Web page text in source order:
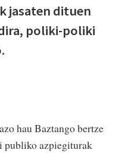
jasaten dituen
poliki-poliki
hau Baztango bertze
publiko azpiegiturak